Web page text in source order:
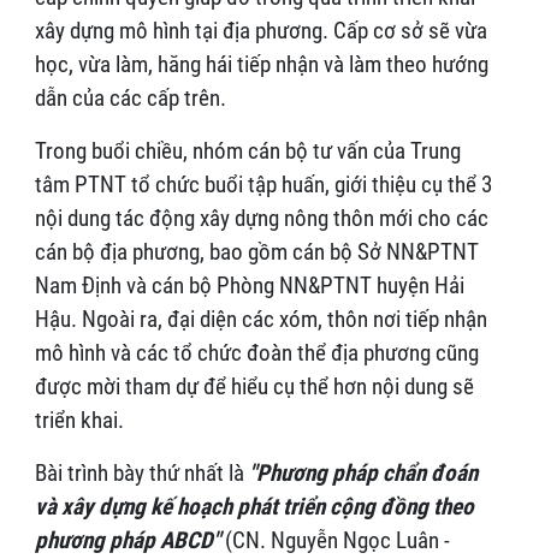
xây dựng mô hình tại địa phương. Cấp cơ sở sẽ vừa
học, vừa làm, hăng hái tiếp nhận và làm theo hướng
dẫn của các cấp trên.
Trong buổi chiều, nhóm cán bộ tư vấn của Trung
tâm PTNT tổ chức buổi tập huấn, giới thiệu cụ thể 3
nội dung tác động xây dựng nông thôn mới cho các
cán bộ địa phương, bao gồm cán bộ Sở NN&PTNT
Nam Định và cán bộ Phòng NN&PTNT huyện Hải
Hậu. Ngoài ra, đại diện các xóm, thôn nơi tiếp nhận
mô hình và các tổ chức đoàn thể địa phương cũng
được mời tham dự để hiểu cụ thể hơn nội dung sẽ
triển khai.
Bài trình bày thứ nhất là "Phương pháp chẩn đoán
và xây dựng kế hoạch phát triển cộng đồng theo
phương pháp ABCD"(CN. Nguyễn Ngọc Luân -